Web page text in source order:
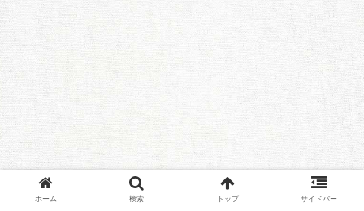
ホーム 検索 トップ サイドバー